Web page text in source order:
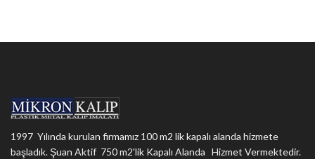
1997 Yılında kurulan firmamız 100 m2 lik kapalı alanda hizmete
başladık. Şuan Aktif 750 m2'lik Kapalı Alanda Hizmet Vermektedir.